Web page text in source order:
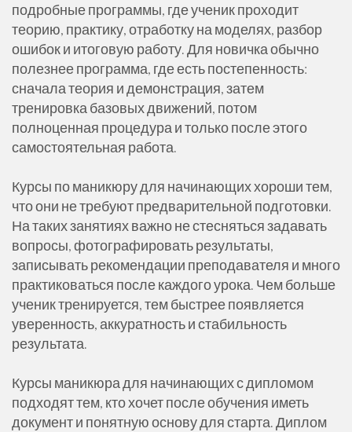
подробные программы, где ученик проходит
теорию, практику, отработку на моделях, разбор
ошибок и итоговую работу. Для новичка обычно
полезнее программа, где есть постепенность:
сначала теория и демонстрация, затем
тренировка базовых движений, потом
полноценная процедура и только после этого
самостоятельная работа.
Курсы по маникюру для начинающих хороши тем,
что они не требуют предварительной подготовки.
На таких занятиях важно не стесняться задавать
вопросы, фотографировать результаты,
записывать рекомендации преподавателя и много
практиковаться после каждого урока. Чем больше
ученик тренируется, тем быстрее появляется
уверенность, аккуратность и стабильность
результата.
Курсы маникюра для начинающих с дипломом
подходят тем, кто хочет после обучения иметь
документ и понятную основу для старта. Диплом